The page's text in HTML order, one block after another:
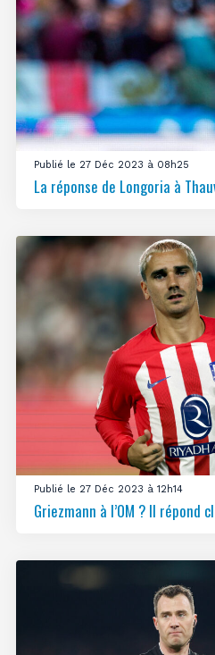
Publié le 27 Déc 2023 à 08h25
La réponse de Longoria à
Publié le 27 Déc 2023 à 12h14
Griezmann à l’OM ? Il répond